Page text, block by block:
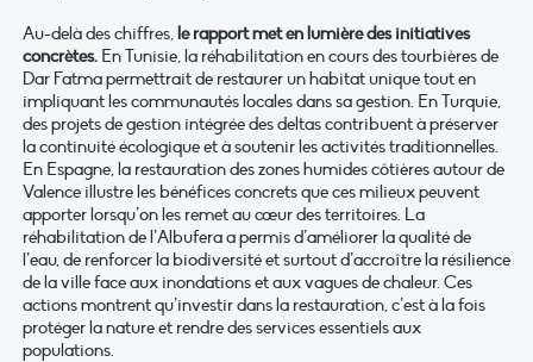
Au-delà des chiffres, le rapport met en lumière des initiatives
concrètes. En Tunisie, la réhabilitation en cours des tourbières de
Dar Fatma permettrait de restaurer un habitat unique tout en
impliquant les communautés locales dans sa gestion. En Turquie,
des projets de gestion intégrée des deltas contribuent à préserver
la continuité écologique et à soutenir les activités traditionnelles.
En Espagne, la restauration des zones humides côtières autour de
Valence illustre les bénéfices concrets que ces milieux peuvent
apporter lorsqu’on les remet au cœur des territoires. La
réhabilitation de l’Albufera a permis d’améliorer la qualité de
l’eau, de renforcer la biodiversité et surtout d’accroître la résilience
de la ville face aux inondations et aux vagues de chaleur. Ces
actions montrent qu’investir dans la restauration, c’est à la fois
protéger la nature et rendre des services essentiels aux
populations.